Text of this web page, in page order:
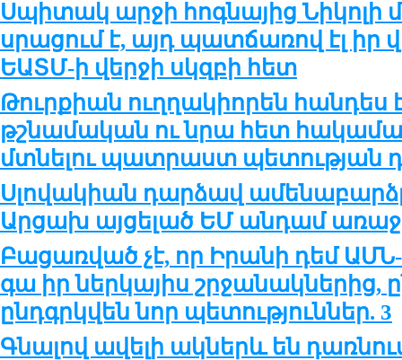
Սպիտակ արջի հոգնայից
սրացում է, այդ պատճառով էլ իր
ԵԱՏՄ-ի վերջի սկզբի հետ
Թուրքիան ուղղակիորեն հանդես
թշնամական ու նրա հետ
մտնելու պատրաստ պետության
Սլովակիան դարձավ
Արցախ այցելած ԵՄ անդամ
Բացառված չէ, որ Իրանի դեմ
գա իր ներկայիս շրջանակներից,
ընդգրկվեն նոր պետություններ. 3
Գնալով ավելի ակներև են